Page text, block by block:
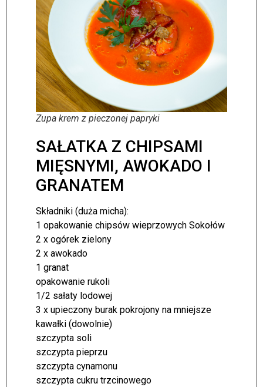
Zupa krem z pieczonej papryki
SAŁATKA Z CHIPSAMI
MIĘSNYMI, AWOKADO I
GRANATEM
Składniki (duża micha):
1 opakowanie chipsów wieprzowych Sokołów
2 x ogórek zielony
2 x awokado
1 granat
opakowanie rukoli
1/2 sałaty lodowej
3 x upieczony burak pokrojony na mniejsze
kawałki (dowolnie)
szczypta soli
szczypta pieprzu
szczypta cynamonu
szczypta cukru trzcinowego